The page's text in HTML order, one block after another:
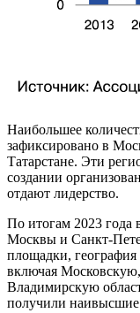
Наибольшее
зафиксировано в
Татарстане. Эти
создании
отдают лидерство.
По итогам 2023 года
Москвы и Санкт-
площадки, география
включая
Владимирскую
получили